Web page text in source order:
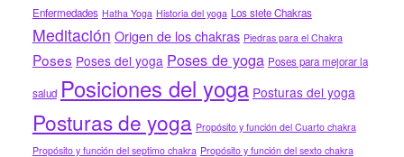
Enfermedades Hatha Yoga Historia del yoga Los siete Chakras
Meditación Origen de los chakras Piedras para el Chakra
Poses Poses del yoga Poses de yoga Poses para mejorar la
salud Posiciones del yoga Posturas del yoga
Posturas de yoga Propósito y función del Cuarto chakra
Propósito y función del septimo chakra Propósito y función del sexto chakra